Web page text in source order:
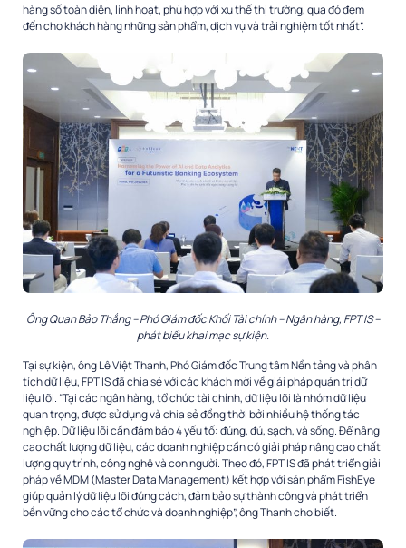
hàng số toàn diện, linh hoạt, phù hợp với xu thế thị trường, qua đó đem
đến cho khách hàng những sản phẩm, dịch vụ và trải nghiệm tốt nhất”.
Ông Quan Bảo Thắng – Phó Giám đốc Khối Tài chính – Ngân hàng, FPT IS –
phát biểu khai mạc sự kiện.
Tại sự kiện, ông Lê Việt Thanh, Phó Giám đốc Trung tâm Nền tảng và phân
tích dữ liệu, FPT IS đã chia sẻ với các khách mời về giải pháp quản trị dữ
liệu lõi. “Tại các ngân hàng, tổ chức tài chính, dữ liệu lõi là nhóm dữ liệu
quan trọng, được sử dụng và chia sẻ đồng thời bởi nhiều hệ thống tác
nghiệp. Dữ liệu lõi cần đảm bảo 4 yếu tố: đúng, đủ, sạch, và sống. Để nâng
cao chất lượng dữ liệu, các doanh nghiệp cần có giải pháp nâng cao chất
lượng quy trình, công nghệ và con người. Theo đó, FPT IS đã phát triển giải
pháp về MDM (Master Data Management) kết hợp với sản phẩm FishEye
giúp quản lý dữ liệu lõi đúng cách, đảm bảo sự thành công và phát triển
bền vững cho các tổ chức và doanh nghiệp”, ông Thanh cho biết.